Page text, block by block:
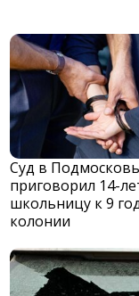
Суд в
приговорил 14-
школьницу к 9
колонии